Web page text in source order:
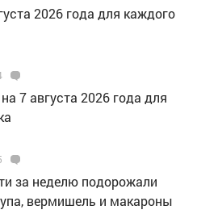
2026 года для каждого
7 августа 2026 года для
за неделю подорожали
вермишель и макароны